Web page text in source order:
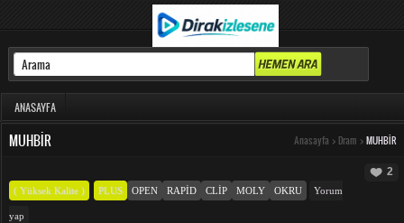
ANASAYFA
MUHBIR Anasayfa > Dram > MUHBIR
2
( Yüksek Kalite ) PLUS OPEN RAPID CLIP MOLY OKRU Yorum
yap